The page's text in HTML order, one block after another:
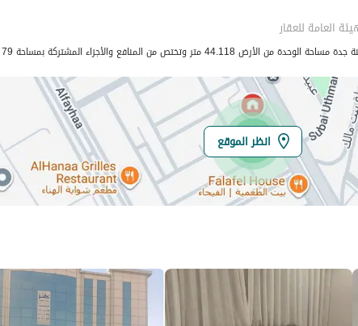
رقم المبنى
3794
الرقم الاضافي
7984
خط العرض
21.501519578423668
العامة للعقار
الأرض 44.118 متر وتختص من المنافع والأجزاء المشتركة بمساحة 79 متر
انظر الموقع